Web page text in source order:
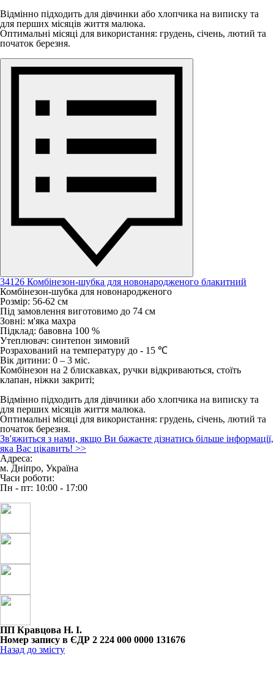
Відмінно підходить для дівчинки або хлопчика на виписку та
для перших місяців життя малюка.
Оптимальні місяці для використання: грудень, січень, лютий та
початок березня.
34126 Комбінезон-шубка для новонародженого блакитний
Комбінезон-шубка для новонародженого
Розмір: 56-62 см
Під замовлення виготовимо до 74 см
Зовні: м'яка махра
Підклад: бавовна 100 %
Утеплювач: синтепон зимовий
Розрахований на температуру до - 15 ℃
Вік дитини: 0 – 3 міс.
Комбінезон на 2 блискавках, ручки відкриваються, стоїть
клапан, ніжки закриті;
Відмінно підходить для дівчинки або хлопчика на виписку та
для перших місяців життя малюка.
Оптимальні місяці для використання: грудень, січень, лютий та
початок березня.
Зв'яжиться з нами, якщо Ви бажаєте дізнатись більше інформації,
яка Вас цікавить! >>
Адреса:
м. Дніпро, Україна
Часи роботи:
Пн - пт: 10:00 - 17:00
ПП Кравцова Н. І.
Номер запису в ЄДР 2 224 000 0000 131676
Назад до змісту